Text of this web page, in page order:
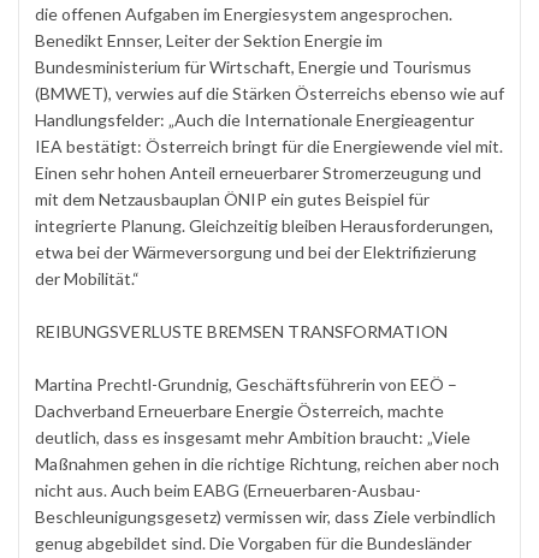
die offenen Aufgaben im Energiesystem angesprochen.
Benedikt Ennser, Leiter der Sektion Energie im
Bundesministerium für Wirtschaft, Energie und Tourismus
(BMWET), verwies auf die Stärken Österreichs ebenso wie auf
Handlungsfelder: „Auch die Internationale Energieagentur
IEA bestätigt: Österreich bringt für die Energiewende viel mit.
Einen sehr hohen Anteil erneuerbarer Stromerzeugung und
mit dem Netzausbauplan ÖNIP ein gutes Beispiel für
integrierte Planung. Gleichzeitig bleiben Herausforderungen,
etwa bei der Wärmeversorgung und bei der Elektrifizierung
der Mobilität.“
REIBUNGSVERLUSTE BREMSEN TRANSFORMATION
Martina Prechtl-Grundnig, Geschäftsführerin von EEÖ –
Dachverband Erneuerbare Energie Österreich, machte
deutlich, dass es insgesamt mehr Ambition braucht: „Viele
Maßnahmen gehen in die richtige Richtung, reichen aber noch
nicht aus. Auch beim EABG (Erneuerbaren-Ausbau-
Beschleunigungsgesetz) vermissen wir, dass Ziele verbindlich
genug abgebildet sind. Die Vorgaben für die Bundesländer